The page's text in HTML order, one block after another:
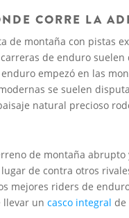
CORRE LA
de montaña con pistas
de enduro
empezó en las
se suelen
natural precioso
de montaña
de contra otros
mejores riders de
llevar uncasco integral de